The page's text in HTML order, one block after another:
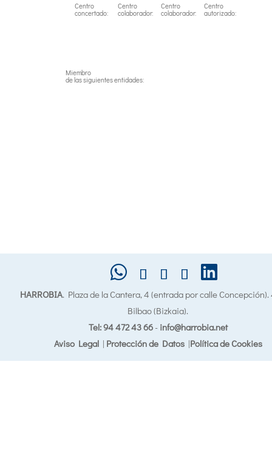
Centro
concertado:
Centro
colaborador:
Centro
colaborador:
Centro
autorizado:
Miembro
de las siguientes entidades:
HARROBIA. Plaza de la Cantera, 4 (entrada por calle
Bilbao (Bizkaia).
Tel: 94 472 43 66- info@harrobia.net
Aviso Legal| Protección de Datos|Política de Cookies